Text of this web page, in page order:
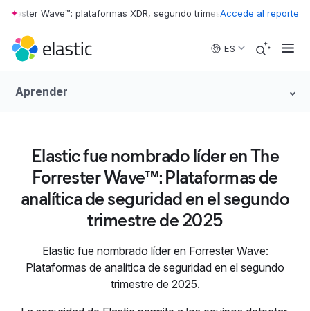
Skip to main content
Wave™: plataformas XDR, segundo trimestre de 2026 • The
Accede al reporte
ES
Aprender
Elastic fue nombrado líder en The
Forrester Wave™: Plataformas de
analítica de seguridad en el segundo
trimestre de 2025
Elastic fue nombrado líder en Forrester Wave:
Plataformas de analítica de seguridad en el segundo
trimestre de 2025.